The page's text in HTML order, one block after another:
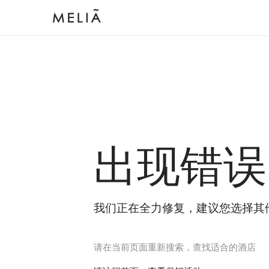
出现错误
我们正在全力修复，建议您选择其
请在当前页面重新搜索，查找适合的酒店